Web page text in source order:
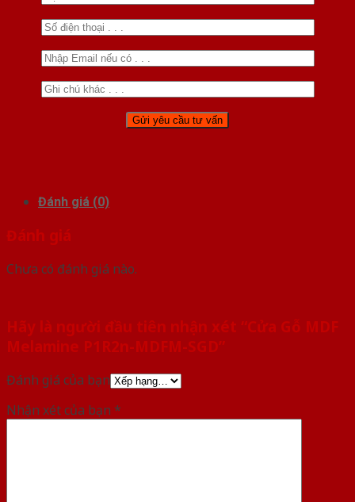
Đánh giá (0)
Đánh giá
Chưa có đánh giá nào.
Hãy là người đầu tiên nhận xét “Cửa Gỗ MDF
Melamine P1R2n-MDFM-SGD”
Đánh giá của bạn
Nhận xét của bạn *